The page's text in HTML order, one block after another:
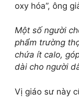
oxy hóa”, ông
Một số người
phẩm trường
chứa ít calo,
dài cho người
Vị giáo sư này